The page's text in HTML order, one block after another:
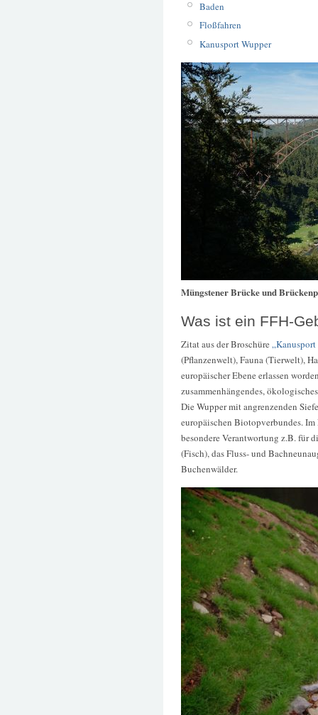
Baden
Floßfahren
Kanusport Wupper
Müngstener Brücke und
Was ist ein FFH-
Zitat aus der Broschüre
(Pflanzenwelt), Fauna (Tierwelt),
europäischer Ebene erlassen
zusammenhängendes,
Die Wupper mit angrenzenden
europäischen Biotopverbundes.
besondere Verantwortung z.B. für
(Fisch), das Fluss- und
Buchenwälder.